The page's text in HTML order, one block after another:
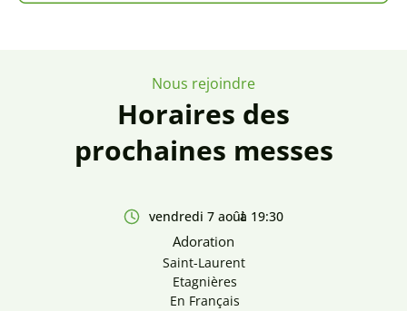
Nous rejoindre
Horaires des
prochaines messes
vendredi 7 aoûtà 19:30
Adoration
Saint-Laurent
Etagnières
En Français